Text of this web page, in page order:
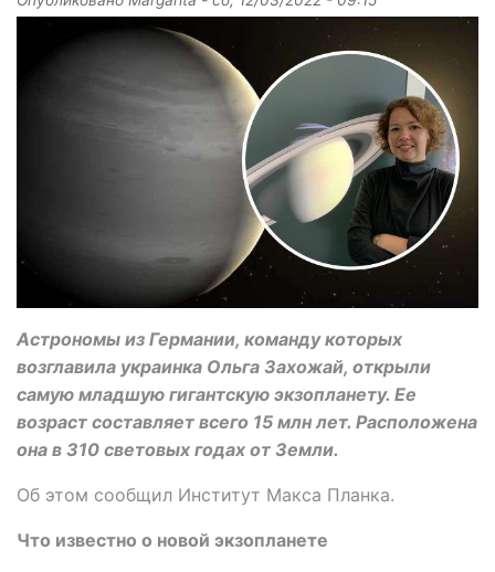
Астрономы из Германии, команду которых
возглавила украинка Ольга Захожай, открыли
самую младшую гигантскую экзопланету. Ее
возраст составляет всего 15 млн лет. Расположена
она в 310 световых годах от Земли.
Об этом сообщил Институт Макса Планка.
Что известно о новой экзопланете